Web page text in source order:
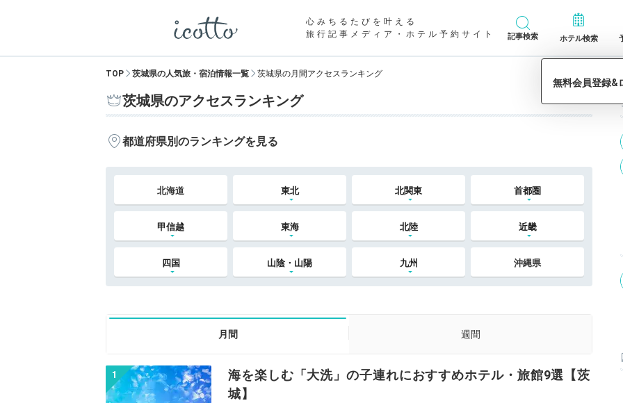
心みちるたびを叶える
旅行記事メディア・ホテル予約サイト
記事検索 ホテル検索
TOP 茨城県の人気旅・宿泊情報一覧 茨城県の月間アクセスランキング
茨城県のアクセスランキング
都道府県別のランキングを見る
北海道 東北 北関東 首都圏
甲信越 東海 北陸 近畿
四国 山陰・山陽 九州 沖縄県
月間 週間
海を楽しむ「大洗」の子連れにおすすめホテル・旅館9選【茨
城】